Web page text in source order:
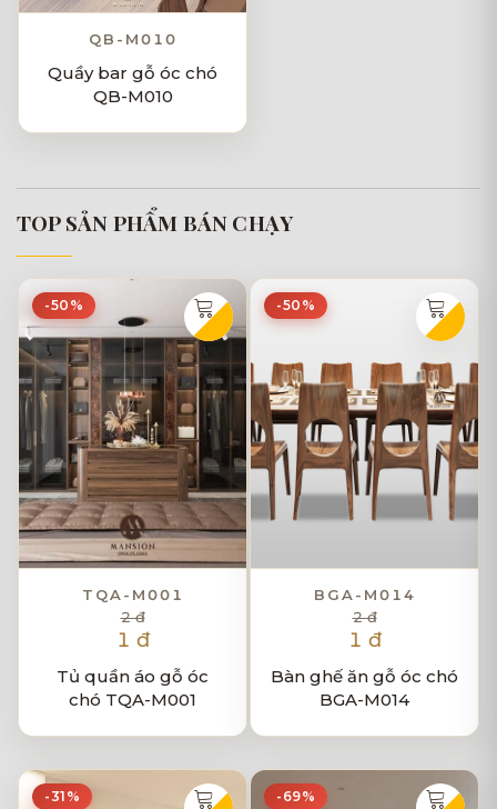
QB-M010
Quầy bar gỗ óc chó
QB-M010
TOP SẢN PHẨM BÁN CHẠY
-50%
TQA-M001
2 đ
1 đ
Tủ quần áo gỗ óc
chó TQA-M001
-50%
BGA-M014
2 đ
1 đ
Bàn ghế ăn gỗ óc chó
BGA-M014
-31% -69%